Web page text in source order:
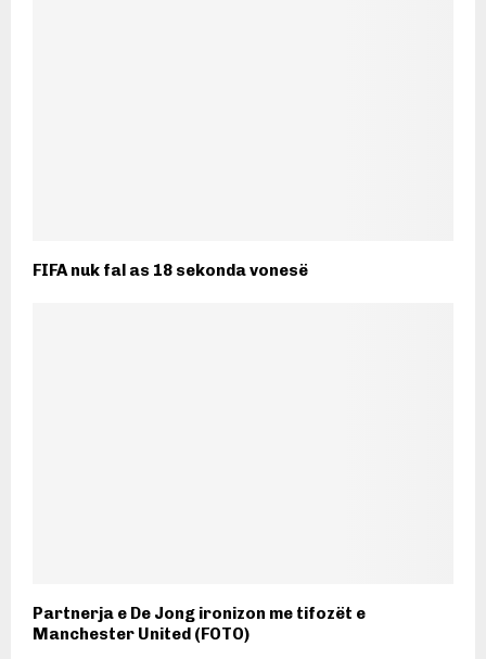
FIFA nuk fal as 18 sekonda vonesë
Partnerja e De Jong ironizon me tifozët e
Manchester United (FOTO)